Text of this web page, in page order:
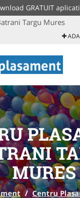
GRATUIT
Targu Mures
MURES
/ Centru